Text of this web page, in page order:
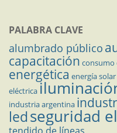
PALABRA CLAVE
alumbrado público
capacitación consumo
energética energía solar
eléctrica
industria argentina
ledseguridad